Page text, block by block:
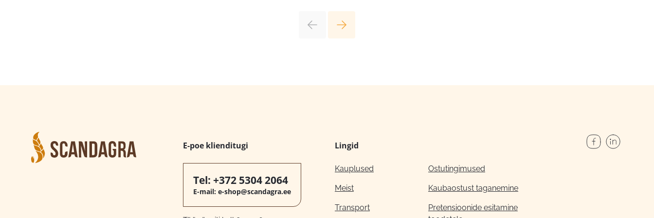
E-poe klienditugi
Tel: +372 5304 2064
E-mail: e-shop@scandagra.ee
Lingid
Kauplused
Meist
Transport
Ostutingimused
Kaubaostust taganemine
Pretensioonide esitamine